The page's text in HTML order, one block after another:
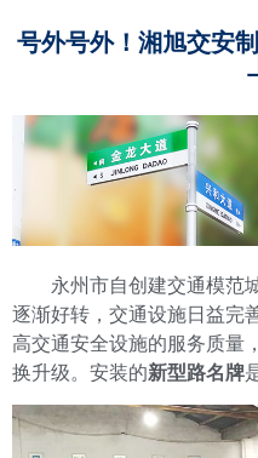
号外号外！湘旭交安
永州市自创建交通模范
逐渐好转，交通设施日益完
高交通安全设施的服务质量
换升级。安装的新型路名牌